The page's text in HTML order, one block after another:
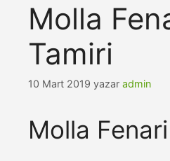
Molla
Tamiri
10 Mart 2019 yazar admin
Molla